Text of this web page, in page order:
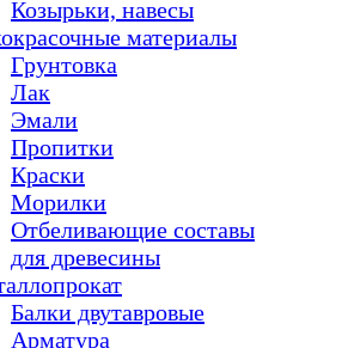
Козырьки, навесы
материалы
Грунтовка
Лак
Эмали
Пропитки
Краски
Морилки
Отбеливающие составы
для древесины
Балки двутавровые
Арматура